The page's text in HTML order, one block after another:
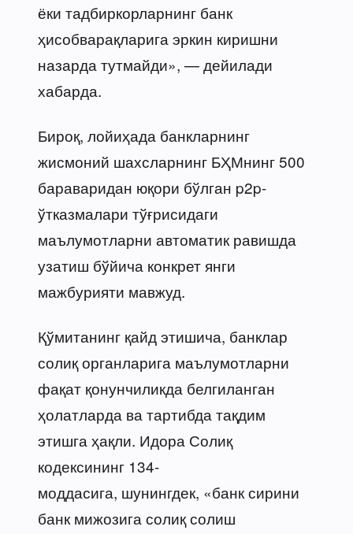
ёки тадбиркорларнинг банк
ҳисобварақларига эркин киришни
назарда тутмайди», — дейилади
хабарда.
Бироқ, лойиҳада банкларнинг
жисмоний шахсларнинг БҲМнинг 500
бараваридан юқори бўлган p2p-
ўтказмалари тўғрисидаги
маълумотларни автоматик равишда
узатиш бўйича конкрет янги
мажбурияти мавжуд.
Қўмитанинг қайд этишича, банклар
солиқ органларига маълумотларни
фақат қонунчиликда белгиланган
ҳолатларда ва тартибда тақдим
этишга ҳақли. Идора Солиқ
кодексининг 134-
моддасига, шунингдек, «банк сирини
банк мижозига солиқ солиш